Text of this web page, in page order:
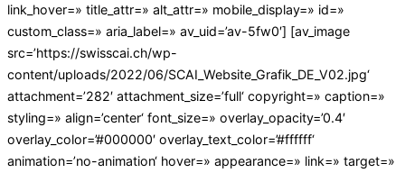
link_hover=» title_attr=» alt_attr=» mobile_display=» id=»
custom_class=» aria_label=» av_uid=’av-5fw0′] [av_image
src=’https://swisscai.ch/wp-
content/uploads/2022/06/SCAI_Website_Grafik_DE_V02.jpg‘
attachment=’282′ attachment_size=’full‘ copyright=» caption=»
styling=» align=’center‘ font_size=» overlay_opacity=’0.4′
overlay_color=’#000000′ overlay_text_color=’#ffffff‘
animation=’no-animation‘ hover=» appearance=» link=» target=»